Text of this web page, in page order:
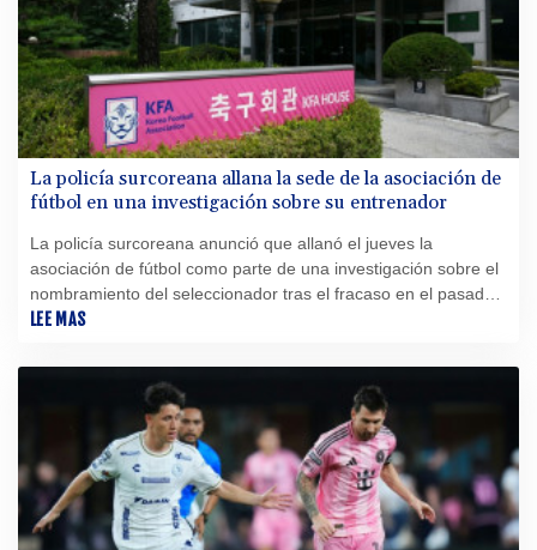
La policía surcoreana allana la sede de la asociación de
fútbol en una investigación sobre su entrenador
La policía surcoreana anunció que allanó el jueves la
asociación de fútbol como parte de una investigación sobre el
nombramiento del seleccionador tras el fracaso en el pasado
Mundial, donde fue eliminada en primera fase.
LEE MAS